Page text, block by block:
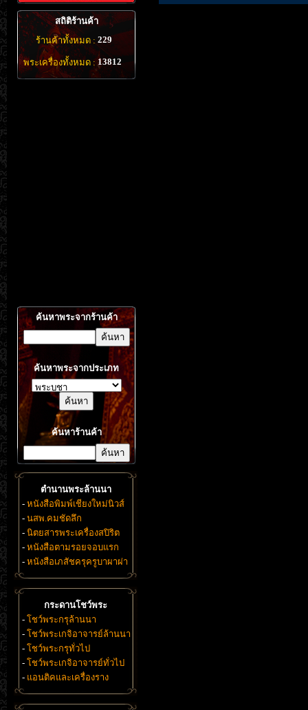
สถิติร้านค้า
ร้านค้าทั้งหมด : 229
พระเครื่องทั้งหมด : 13812
ค้นหาพระจากร้านค้า
ค้นหาพระจากประเภท
ค้นหาร้านค้า
ตำนานพระล้านนา
- หนังสือพิมพ์เชียงใหม่นิวส์
- นสพ.คมชัดลึก
- นิตยสารพระเครื่องสปิริต
- หนังสือตามรอยจอบแรก
- หนังสือเภสัชครุครูบาผาผ่า
กระดานโชว์พระ
- โชว์พระกรุล้านนา
- โชว์พระเกจิอาจารย์ล้านนา
- โชว์พระกรุทั่วไป
- โชว์พระเกจิอาจารย์ทั่วไป
- แอนติคและเครื่องราง